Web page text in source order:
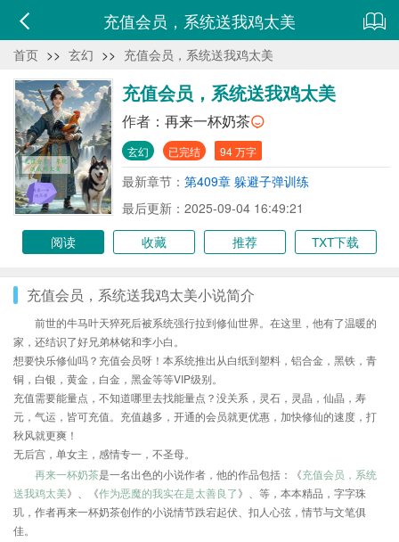
充值会员，系统送我鸡太美
首页 >> 玄幻 >> 充值会员，系统送我鸡太美
充值会员，系统送我鸡太美
作者： 再来一杯奶茶
玄幻 已完结 94 万字
最新章节： 第409章 躲避子弹训练
最后更新：2025-09-04 16:49:21
阅读
收藏 推荐 TXT下载
充值会员，系统送我鸡太美小说简介
前世的牛马叶天猝死后被系统强行拉到修仙世界。在这里，他有了温暖的
家，还结识了好兄弟林铭和李小白。
想要快乐修仙吗？充值会员呀！本系统推出从白纸到塑料，铝合金，黑铁，青
铜，白银，黄金，白金，黑金等等VIP级别。
充值需要能量点，不知道哪里去找能量点？没关系，灵石，灵晶，仙晶，寿
元，气运，皆可充值。充值越多，开通的会员就更优惠，加快修仙的速度，打
秋风就更爽！
无后宫，单女主，感情专一，不圣母。
再来一杯奶茶是一名出色的小说作者，他的作品包括：《充值会员，系统
送我鸡太美》、《作为恶魔的我实在是太善良了》、等，本本精品，字字珠
玑，作者再来一杯奶茶创作的小说情节跌宕起伏、扣人心弦，情节与文笔俱
佳。